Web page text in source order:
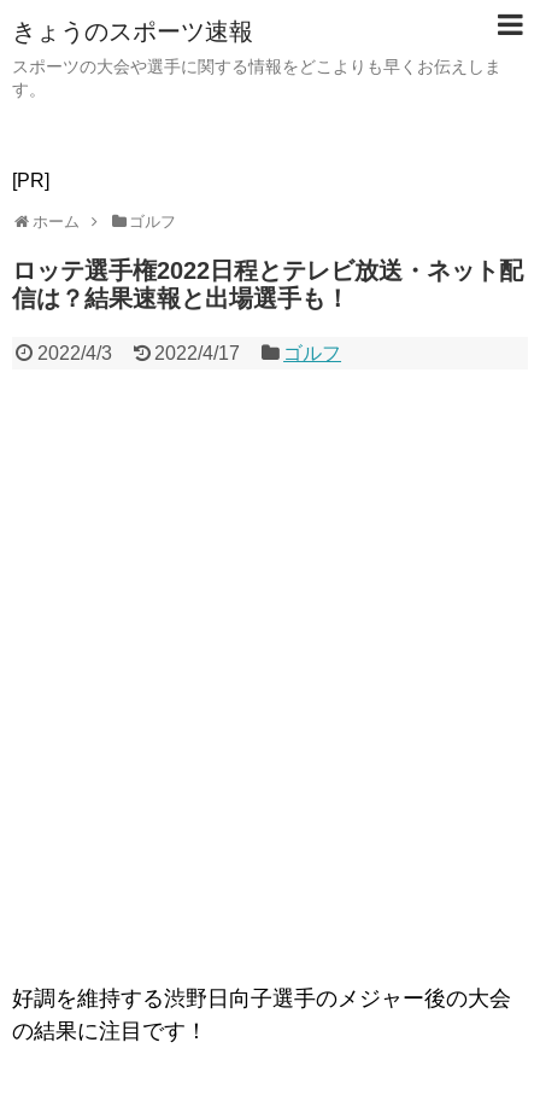
きょうのスポーツ速報
スポーツの大会や選手に関する情報をどこよりも早くお伝えしま
す。
[PR]
ホーム ゴルフ
ロッテ選手権2022日程とテレビ放送・ネット配
信は？結果速報と出場選手も！
2022/4/3 2022/4/17 ゴルフ
好調を維持する渋野日向子選手のメジャー後の大会
の結果に注目です！